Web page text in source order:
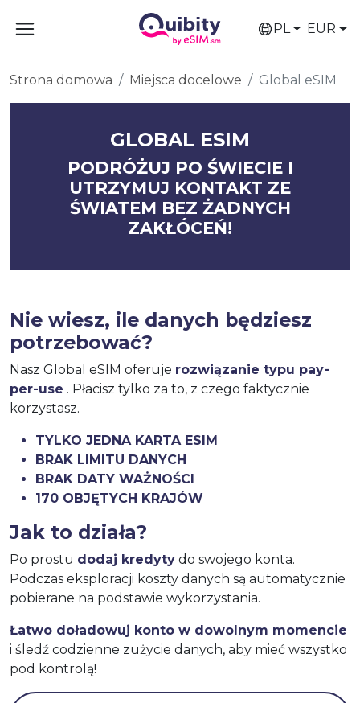
PL EUR
Strona domowa Miejsca docelowe Global eSIM
GLOBAL ESIM
PODRÓŻUJ PO ŚWIECIE I
UTRZYMUJ KONTAKT ZE
ŚWIATEM BEZ ŻADNYCH
ZAKŁÓCEŃ!
Nie wiesz, ile danych będziesz
potrzebować?
Nasz Global eSIM oferuje rozwiązanie typu pay-
per-use . Płacisz tylko za to, z czego faktycznie
korzystasz.
TYLKO JEDNA KARTA ESIM
BRAK LIMITU DANYCH
BRAK DATY WAŻNOŚCI
170 OBJĘTYCH KRAJÓW
Jak to działa?
Po prostu dodaj kredyty do swojego konta.
Podczas eksploracji koszty danych są automatycznie
pobierane na podstawie wykorzystania.
Łatwo doładowuj konto w dowolnym momencie
i śledź codzienne zużycie danych, aby mieć wszystko
pod kontrolą!